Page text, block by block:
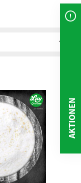
AKTIONEN